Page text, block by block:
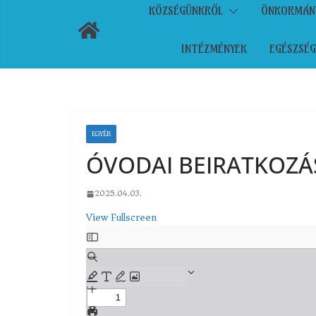
KÖZSÉGÜNKRŐL
INTÉZMÉNYEK
EGYÉB
ÓVODAI
2025.04.03.
View Fullscreen
Skip
to
PDF
content